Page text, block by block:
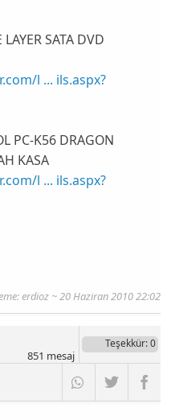
SATA DVD
l ... ils.aspx?
PC-K56 DRAGON
KASA
l ... ils.aspx?
erdioz ~ 20 Haziran 2010 22:02
Teşekkür: 0
851 mesaj